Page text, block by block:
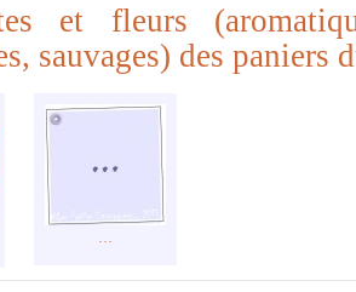
et fleurs
sauvages) des paniers